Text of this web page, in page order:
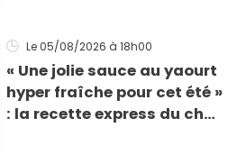
Le 05/08/2026 à 18h00
« Une jolie sauce au yaourt
hyper fraîche pour cet été »
: la recette express du chef